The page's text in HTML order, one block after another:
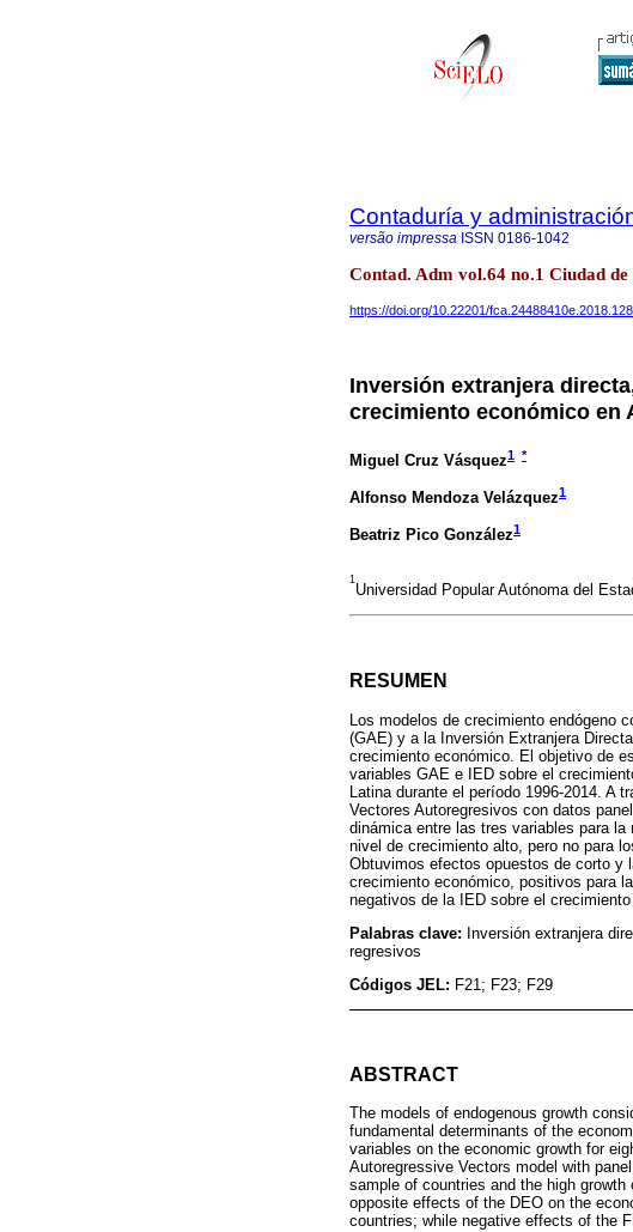
Contaduría y
versão impressa ISSN 0186-1042
Contad. Adm vol.64 no.1 Ciudad
https://doi.org/10.22201/
Inversión extranjera
crecimiento económico en
Miguel Cruz Vásquez1 *
Alfonso Mendoza Velázquez1
Beatriz Pico González1
1
Universidad Popular Autónoma del
RESUMEN
Los modelos de crecimiento endógeno
(GAE) y a la Inversión Extranjera
crecimiento económico. El objetivo de
variables GAE e IED sobre el
Latina durante el período 1996-2014. A
Vectores Autoregresivos con datos
dinámica entre las tres variables para
nivel de crecimiento alto, pero no para
Obtuvimos efectos opuestos de corto y
crecimiento económico, positivos para
negativos de la IED sobre el
Palabras clave: Inversión extranjera
regresivos
Códigos JEL: F21; F23; F29
ABSTRACT
The models of endogenous growth
fundamental determinants of the
variables on the economic growth for
Autoregressive Vectors model with
sample of countries and the high
opposite effects of the DEO on the
countries; while negative effects of the